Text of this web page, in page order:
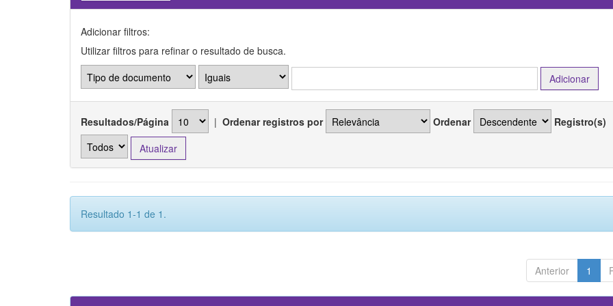
Adicionar filtros:
Utilizar filtros para refinar o resultado de busca.
Resultados/Página | Ordenar registros por Ordenar Registro(s)
Resultado 1-1 de 1.
Anterior 1